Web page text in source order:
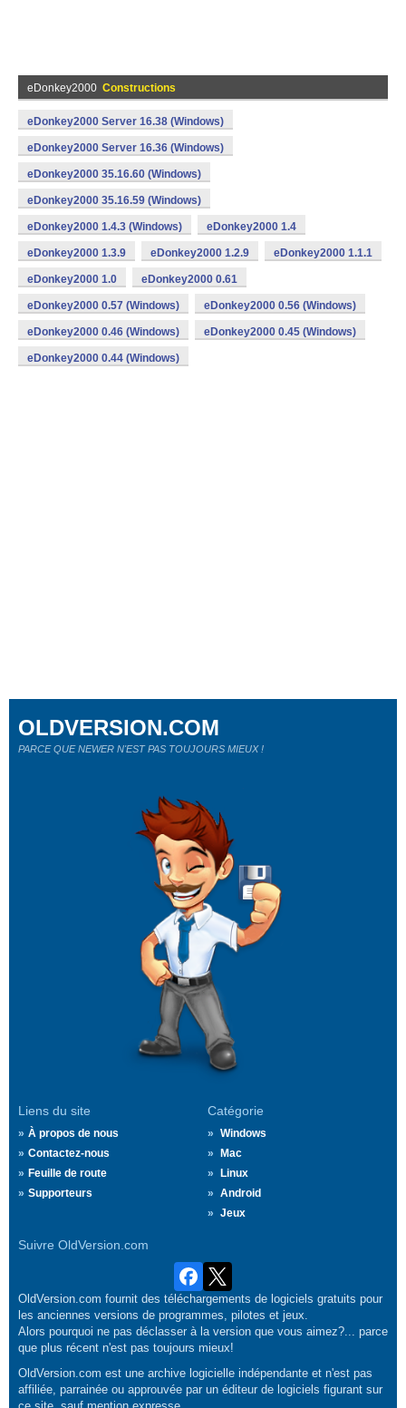
eDonkey2000 Constructions
eDonkey2000 Server 16.38 (Windows)
eDonkey2000 Server 16.36 (Windows)
eDonkey2000 35.16.60 (Windows)
eDonkey2000 35.16.59 (Windows)
eDonkey2000 1.4.3 (Windows) eDonkey2000 1.4
eDonkey2000 1.3.9 eDonkey2000 1.2.9 eDonkey2000 1.1.1
eDonkey2000 1.0 eDonkey2000 0.61
eDonkey2000 0.57 (Windows) eDonkey2000 0.56 (Windows)
eDonkey2000 0.46 (Windows) eDonkey2000 0.45 (Windows)
eDonkey2000 0.44 (Windows)
Liens du site
À propos de nous
Contactez-nous
Feuille de route
Supporteurs
Catégorie
Windows
Mac
Linux
Android
Jeux
Suivre OldVersion.com
OLDVERSION.COM
PARCE QUE NEWER N'EST PAS TOUJOURS MIEUX !
OldVersion.com fournit des téléchargements de logiciels gratuits pour
les anciennes versions de programmes, pilotes et jeux.
Alors pourquoi ne pas déclasser à la version que vous aimez?... parce
que plus récent n'est pas toujours mieux!
OldVersion.com est une archive logicielle indépendante et n'est pas
affiliée, parrainée ou approuvée par un éditeur de logiciels figurant sur